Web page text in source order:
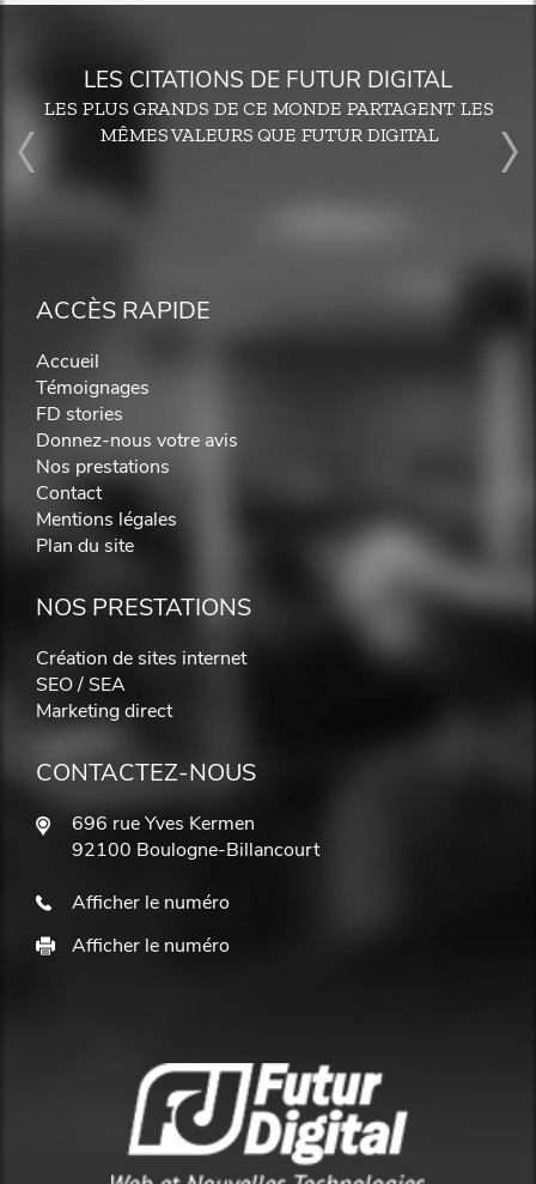
LES CITATIONS DE FUTUR DIGITAL
LES PLUS GRANDS DE CE MONDE PARTAGENT LES
MÊMES VALEURS QUE FUTUR DIGITAL
ACCÈS RAPIDE
Accueil
Témoignages
FD stories
Donnez-nous votre avis
Nos prestations
Contact
Mentions légales
Plan du site
NOS PRESTATIONS
Création de sites internet
SEO / SEA
Marketing direct
CONTACTEZ-NOUS
696 rue Yves Kermen
92100 Boulogne-Billancourt
Afficher le numéro
Afficher le numéro